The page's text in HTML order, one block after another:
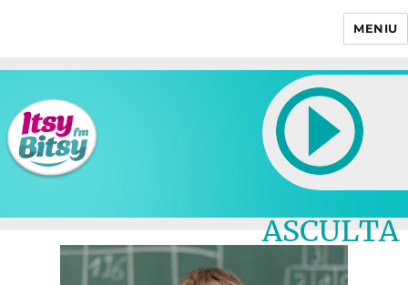
MENIU
ASCULTA
LIVE